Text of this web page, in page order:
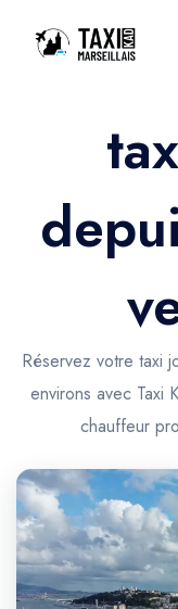
Accueil
Nos services
Nos services
Trajet Gare
Trajet Port
Trajet
Trajet Longue
Taxis aéroport
Réservation
Actualités &
Contactez-
Réservez votre taxi
environs avec Taxi
chauffeur